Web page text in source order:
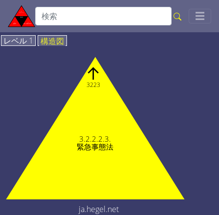
☰
レベル 1 構造図
3.2.2.2.3.
緊急事態法
↑
3223
ja.hegel.net